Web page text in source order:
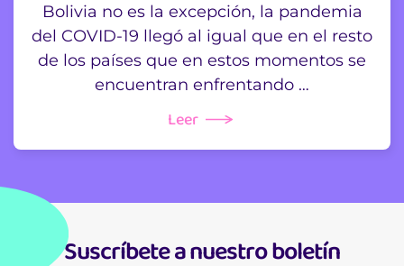
Bolivia no es la excepción, la pandemia
del COVID-19 llegó al igual que en el resto
de los países que en estos momentos se
encuentran enfrentando …
Leer
Suscríbete a nuestro boletín